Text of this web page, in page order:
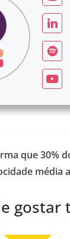
que 30%
média
gostar